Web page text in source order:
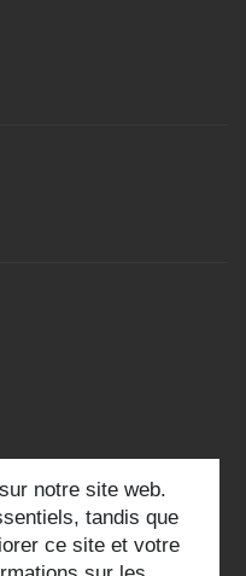
notre site web.
tandis que
ce site et votre